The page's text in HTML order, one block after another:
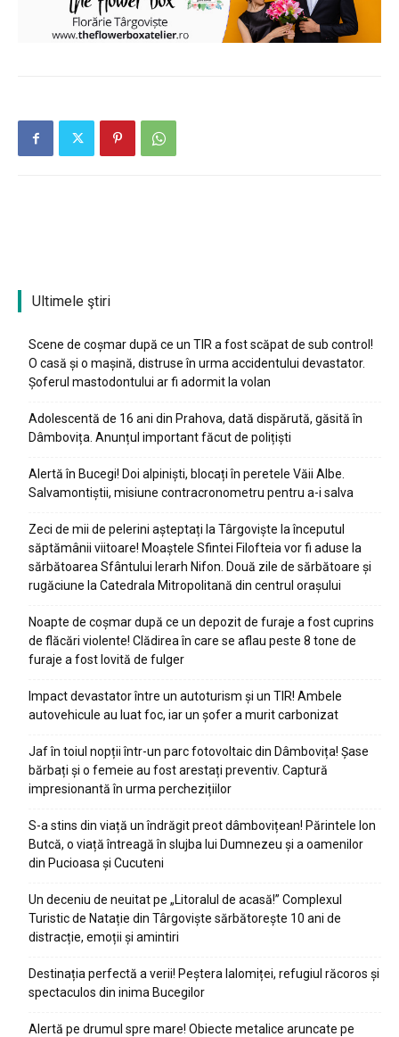
Ultimele ştiri
Scene de coșmar după ce un TIR a fost scăpat de sub control!
O casă și o mașină, distruse în urma accidentului devastator.
Șoferul mastodontului ar fi adormit la volan
Adolescentă de 16 ani din Prahova, dată dispărută, găsită în
Dâmbovița. Anunțul important făcut de polițiști
Alertă în Bucegi! Doi alpiniști, blocați în peretele Văii Albe.
Salvamontiștii, misiune contracronometru pentru a-i salva
Zeci de mii de pelerini așteptați la Târgoviște la începutul
săptămânii viitoare! Moaștele Sfintei Filofteia vor fi aduse la
sărbătoarea Sfântului Ierarh Nifon. Două zile de sărbătoare și
rugăciune la Catedrala Mitropolitană din centrul orașului
Noapte de coșmar după ce un depozit de furaje a fost cuprins
de flăcări violente! Clădirea în care se aflau peste 8 tone de
furaje a fost lovită de fulger
Impact devastator între un autoturism și un TIR! Ambele
autovehicule au luat foc, iar un șofer a murit carbonizat
Jaf în toiul nopții într-un parc fotovoltaic din Dâmbovița! Șase
bărbați și o femeie au fost arestați preventiv. Captură
impresionantă în urma perchezițiilor
S-a stins din viață un îndrăgit preot dâmbovițean! Părintele Ion
Butcă, o viață întreagă în slujba lui Dumnezeu și a oamenilor
din Pucioasa și Cucuteni
Un deceniu de neuitat pe „Litoralul de acasă!” Complexul
Turistic de Natație din Târgoviște sărbătorește 10 ani de
distracție, emoții și amintiri
Destinația perfectă a verii! Peștera Ialomiței, refugiul răcoros și
spectaculos din inima Bucegilor
Alertă pe drumul spre mare! Obiecte metalice aruncate pe